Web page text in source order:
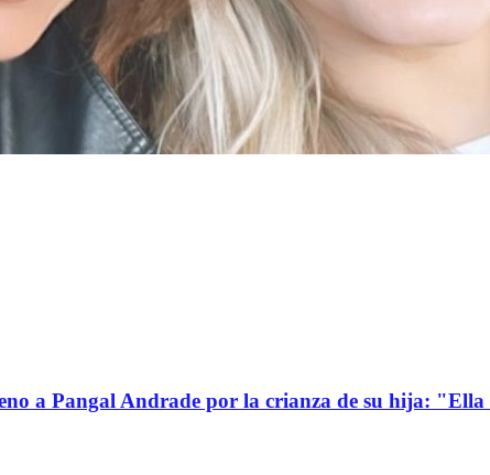
a Pangal Andrade por la crianza de su hija: "Ella